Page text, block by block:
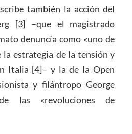
también la acción del
[3] –que el magistrado
denuncía como «uno de
la estrategia de la tensión y
Italia [4]– y la de la Open
y filántropo George
las «revoluciones de